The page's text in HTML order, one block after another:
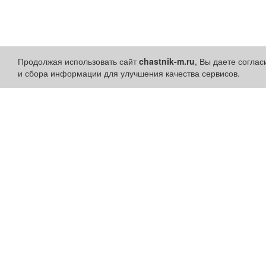
Продолжая использовать сайтchastnik-m.ru, Вы даете
и сбора информации для улучшения качества сервисов.